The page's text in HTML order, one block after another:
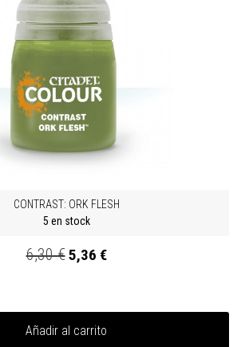
CONTRAST: ORK FLESH
5 en stock
6,30 €5,36 €
Añadir al carrito